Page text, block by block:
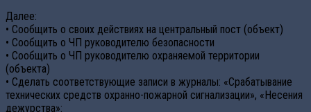
Далее:
• Сообщить о своих действиях на центральный пост (объект)
• Сообщить о ЧП руководителю безопасности
• Сообщить о ЧП руководителю охраняемой территории
(объекта)
• Сделать соответствующие записи в журналы: «Срабатывание
технических средств охранно-пожарной сигнализации», «Несения
дежурства»: